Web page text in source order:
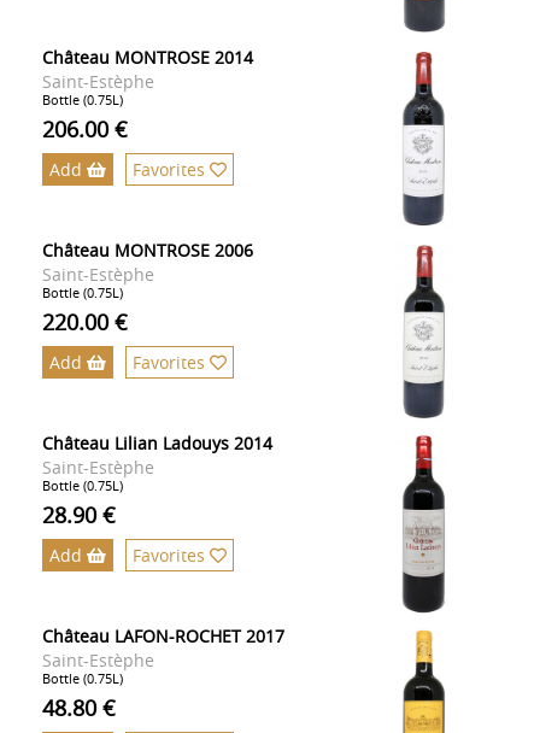
Château MONTROSE 2014
Saint-Estèphe
Bottle (0.75L)
206.00 €
Add Favorites
Château MONTROSE 2006
Saint-Estèphe
Bottle (0.75L)
220.00 €
Add Favorites
Château Lilian Ladouys 2014
Saint-Estèphe
Bottle (0.75L)
28.90 €
Add Favorites
Château LAFON-ROCHET 2017
Saint-Estèphe
Bottle (0.75L)
48.80 €